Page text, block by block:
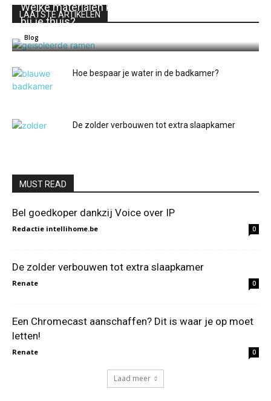
LAATSTE ARTIKELEN
Welke materialen kies je voor ramen en deuren
bij je thuis?
Blog
Hoe bespaar je water in de badkamer?
De zolder verbouwen tot extra slaapkamer
MUST READ
Bel goedkoper dankzij Voice over IP
Redactie intellihome.be 0
De zolder verbouwen tot extra slaapkamer
Renate 0
Een Chromecast aanschaffen? Dit is waar je op moet
letten!
Renate 0
Laad meer